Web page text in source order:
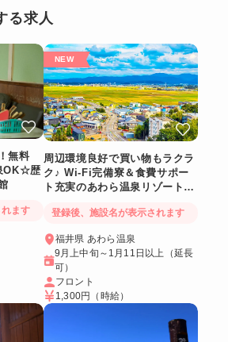
る求人
無料
OK☆歴
ます
周辺環境良好で買い物もラクラ
ク♪ Wi-Fi完備寮＆食費サポー
ト充実のあわら温泉リゾートバ
登録後、施設名が表示されます
福井県 あわら温泉
9月上中旬～1月11日以上（延長
可）
フロント
1,300円
（時給）